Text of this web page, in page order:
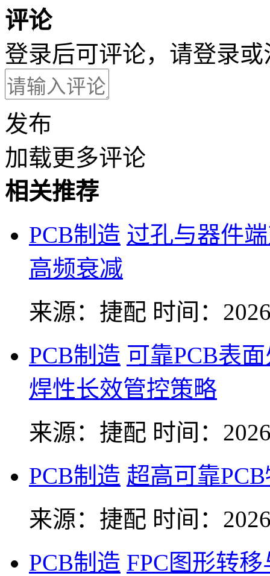
评论
登录后可评论，请登录或
发布
加载更多评论
相关推荐
PCB制造 过孔与器件
高频衰减
来源：捷配 时间：
PCB制造 可靠PCB表
焊性长效管控策略
来源：捷配 时间：
PCB制造 超高可靠
来源：捷配 时间：
PCB制造 FPC图形转